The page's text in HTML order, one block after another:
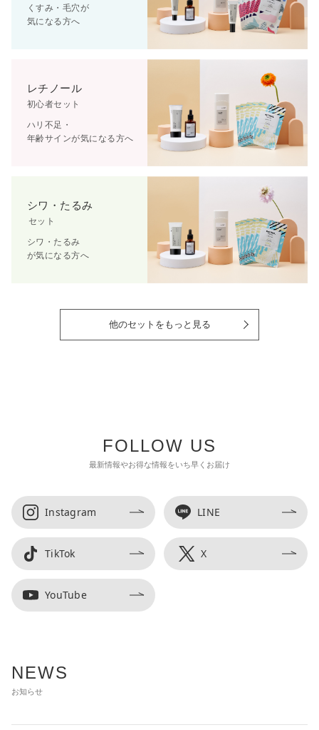
くすみ・毛穴が
気になる方へ
レチノール
初心者セット
ハリ不足・
年齢サインが気になる方へ
シワ・たるみ
セット
シワ・たるみ
が気になる方へ
他のセットをもっと見る
FOLLOW US
最新情報やお得な情報をいち早くお届け
Instagram LINE
TikTok X
YouTube
NEWS
お知らせ